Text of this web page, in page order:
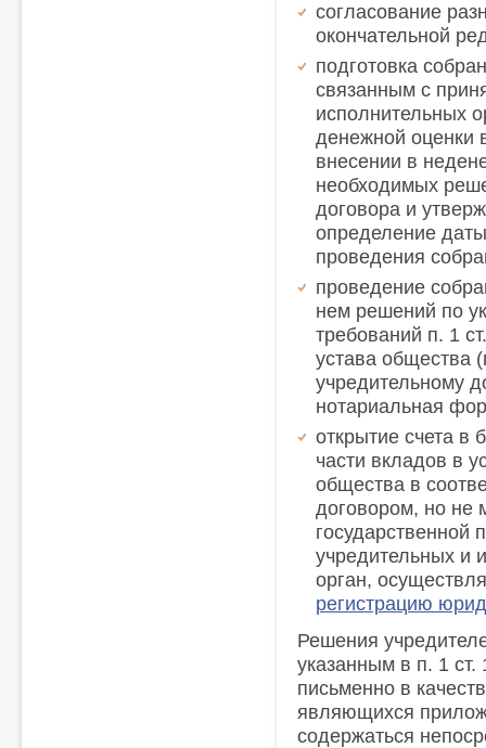
согласование
окончательной
подготовка
связанным с
исполнительных
денежной оценки
внесении в
необходимых
договора и
определение
проведения
проведение
нем решений по
требований п. 1
устава общества
учредительному
нотариальная
открытие счета в
части вкладов в
общества в
договором, но не
государственной
учредительных и
орган,
регистрацию
Решения
указанным в п. 1
письменно в
являющихся
содержаться